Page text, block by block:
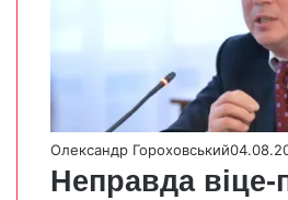
Олександр Гороховський
Неправда віце-